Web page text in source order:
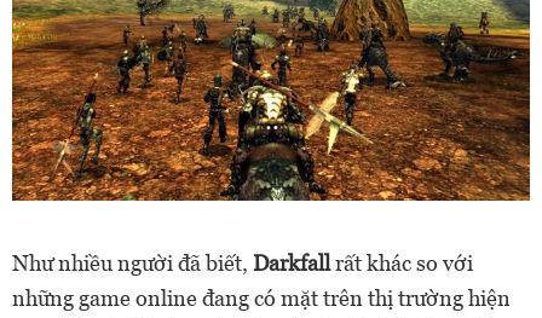
Như nhiều người đã biết, Darkfallrất khác so với
những game online đang có mặt trên thị trường hiện